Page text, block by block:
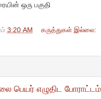
ஒரு பகுதி
3:20 AM
கருத்துகள் இல்லை:
பெயர் எழுதிட போராட்டம்